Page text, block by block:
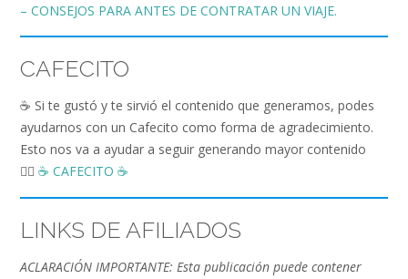
– CONSEJOS PARA ANTES DE CONTRATAR UN VIAJE.
CAFECITO
☕️ Si te gustó y te sirvió el contenido que generamos, podes
ayudarnos con un Cafecito como forma de agradecimiento.
Esto nos va a ayudar a seguir generando mayor contenido
👉🏻 ☕️ CAFECITO ☕️
LINKS DE AFILIADOS
ACLARACIÓN IMPORTANTE: Esta publicación puede contener